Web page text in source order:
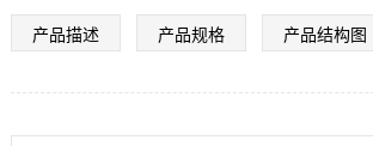
支持SEETONG APP双光切换
产品描述
产品规格 产品结构图